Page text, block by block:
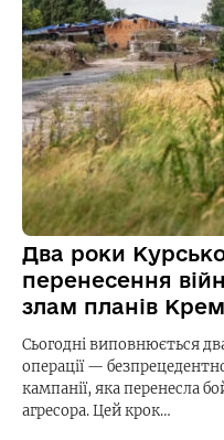
Два роки
перенесення
злам планів
Сьогодні виповнюється
операції —
кампанії, яка перенесла
агресора. Цей крок…